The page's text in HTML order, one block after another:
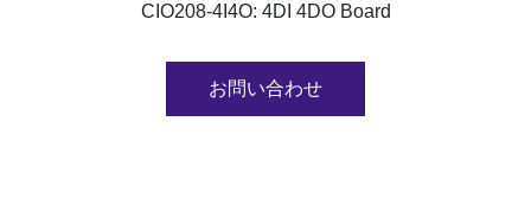
CIO208-4I4O: 4DI 4DO Board
お問い合わせ